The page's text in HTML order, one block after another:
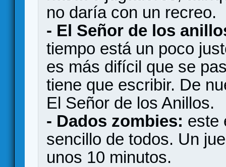
no daría con un recreo.
- El Señor de los
tiempo está un poco
es más difícil que se
tiene que escribir. De
El Señor de los Anillos.
- Dados zombies: este
sencillo de todos. Un
unos 10 minutos.